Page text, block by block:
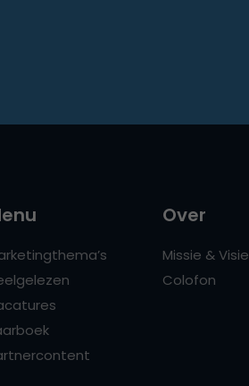
Over
Missie & Visie
Colofon